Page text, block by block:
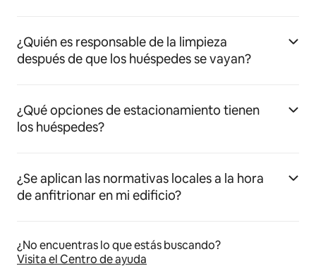
¿Quién es responsable de la limpieza
después de que los huéspedes se vayan?
¿Qué opciones de estacionamiento tienen
los huéspedes?
¿Se aplican las normativas locales a la hora
de anfitrionar en mi edificio?
¿No encuentras lo que estás buscando?
Visita el Centro de ayuda